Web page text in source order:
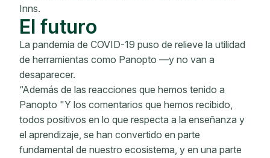
Inns.
El futuro
La pandemia de COVID-19 puso de relieve la utilidad
de herramientas como Panopto —y no van a
desaparecer.
“Además de las reacciones que hemos tenido a
Panopto "Y los comentarios que hemos recibido,
todos positivos en lo que respecta a la enseñanza y
el aprendizaje, se han convertido en parte
fundamental de nuestro ecosistema, y ​​en una parte